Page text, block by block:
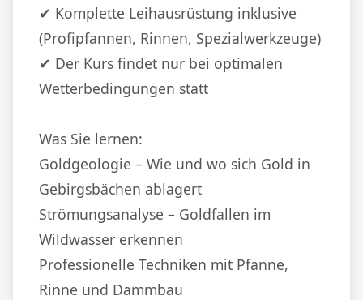
✔ Komplette Leihausrüstung inklusive
(Profipfannen, Rinnen, Spezialwerkzeuge)
✔ Der Kurs findet nur bei optimalen
Wetterbedingungen statt
Was Sie lernen:
Goldgeologie – Wie und wo sich Gold in
Gebirgsbächen ablagert
Strömungsanalyse – Goldfallen im
Wildwasser erkennen
Professionelle Techniken mit Pfanne,
Rinne und Dammbau